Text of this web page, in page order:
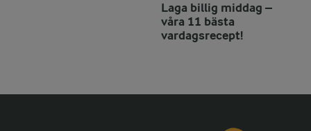
Laga billig middag –
våra 11 bästa
vardagsrecept!